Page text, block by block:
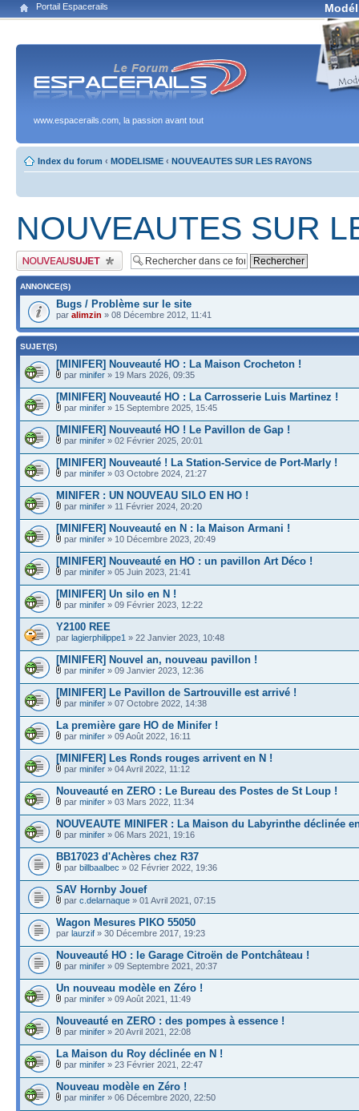
Portail Espacerails
www.espacerails.com, la passion avant tout
Index du forum ‹ MODELISME ‹ NOUVEAUTES SUR LES RAYONS
NOUVEAUTES SUR
Publier un nouveau sujet
ANNONCE(S)
Bugs / Problème sur le site
par alimzin » 08 Décembre 2012, 11:41
SUJET(S)
[MINIFER] Nouveauté HO : La Maison Crocheton !
par minifer » 19 Mars 2026, 09:35
[MINIFER] Nouveauté HO : La Carrosserie Luis Martinez !
par minifer » 15 Septembre 2025, 15:45
[MINIFER] Nouveauté HO ! Le Pavillon de Gap !
par minifer » 02 Février 2025, 20:01
[MINIFER] Nouveauté ! La Station-Service de Port-Marly !
par minifer » 03 Octobre 2024, 21:27
MINIFER : UN NOUVEAU SILO EN HO !
par minifer » 11 Février 2024, 20:20
[MINIFER] Nouveauté en N : la Maison Armani !
par minifer » 10 Décembre 2023, 20:49
[MINIFER] Nouveauté en HO : un pavillon Art Déco !
par minifer » 05 Juin 2023, 21:41
[MINIFER] Un silo en N !
par minifer » 09 Février 2023, 12:22
Y2100 REE
par lagierphilippe1 » 22 Janvier 2023, 10:48
[MINIFER] Nouvel an, nouveau pavillon !
par minifer » 09 Janvier 2023, 12:36
[MINIFER] Le Pavillon de Sartrouville est arrivé !
par minifer » 07 Octobre 2022, 14:38
La première gare HO de Minifer !
par minifer » 09 Août 2022, 16:11
[MINIFER] Les Ronds rouges arrivent en N !
par minifer » 04 Avril 2022, 11:12
Nouveauté en ZERO : Le Bureau des Postes de St Loup !
par minifer » 03 Mars 2022, 11:34
NOUVEAUTE MINIFER : La Maison du Labyrinthe déclinée
par minifer » 06 Mars 2021, 19:16
BB17023 d'Achères chez R37
par billbaalbec » 02 Février 2022, 19:36
SAV Hornby Jouef
par c.delarnaque » 01 Avril 2021, 07:15
Wagon Mesures PIKO 55050
par laurzif » 30 Décembre 2017, 19:23
Nouveauté HO : le Garage Citroën de Pontchâteau !
par minifer » 09 Septembre 2021, 20:37
Un nouveau modèle en Zéro !
par minifer » 09 Août 2021, 11:49
Nouveauté en ZERO : des pompes à essence !
par minifer » 20 Avril 2021, 22:08
La Maison du Roy déclinée en N !
par minifer » 23 Février 2021, 22:47
Nouveau modèle en Zéro !
par minifer » 06 Décembre 2020, 22:50